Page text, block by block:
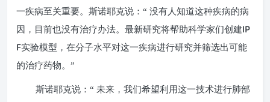
一疾病至关重要。斯诺耶克说：“ 没有人知道这种疾病的病
因，目前也没有治疗办法。最新研究将帮助科学家们创建IP
F实验模型，在分子水平对这一疾病进行研究并筛选出可能
的治疗药物。”
斯诺耶克说：“ 未来，我们希望利用这一技术进行肺部